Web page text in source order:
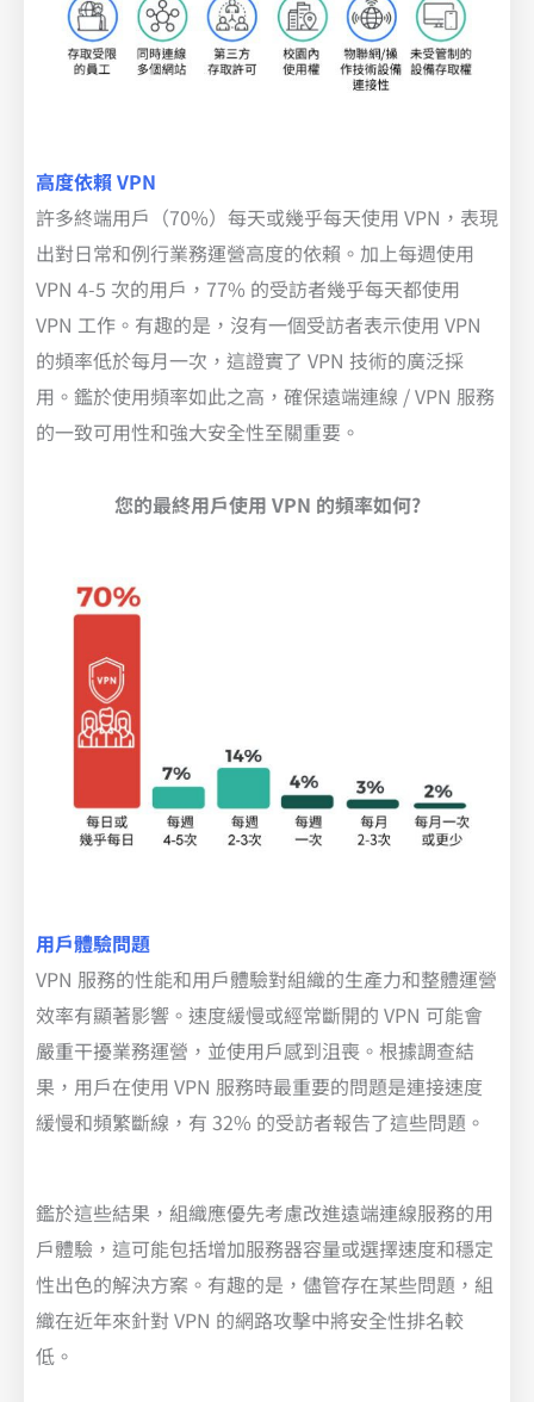
高度依賴 VPN
許多終端用戶（70%）每天或幾乎每天使用 VPN，表現
出對日常和例行業務運營高度的依賴。加上每週使用
VPN 4-5 次的用戶，77% 的受訪者幾乎每天都使用
VPN 工作。有趣的是，沒有一個受訪者表示使用 VPN
的頻率低於每月一次，這證實了 VPN 技術的廣泛採
用。鑑於使用頻率如此之高，確保遠端連線 / VPN 服務
的一致可用性和強大安全性至關重要。
您的最終用戶使用 VPN 的頻率如何?
用戶體驗問題
VPN 服務的性能和用戶體驗對組織的生產力和整體運營
效率有顯著影響。速度緩慢或經常斷開的 VPN 可能會
嚴重干擾業務運營，並使用戶感到沮喪。根據調查結
果，用戶在使用 VPN 服務時最重要的問題是連接速度
緩慢和頻繁斷線，有 32% 的受訪者報告了這些問題。
鑑於這些結果，組織應優先考慮改進遠端連線服務的用
戶體驗，這可能包括增加服務器容量或選擇速度和穩定
性出色的解決方案。有趣的是，儘管存在某些問題，組
織在近年來針對 VPN 的網路攻擊中將安全性排名較
低。